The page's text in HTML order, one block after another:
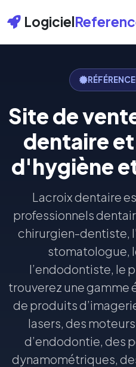
Logiciel
Site de
dentaire
d'hygiène
Lacroix dentaire
professionnels
chirurgien-dentiste,
stomatologue,
l’endodontiste, le
trouverez une
de produits
lasers, des
d’endodontie, des
dynamométriques,